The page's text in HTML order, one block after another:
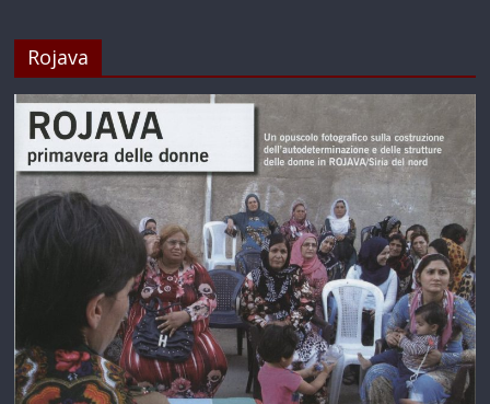
Rojava